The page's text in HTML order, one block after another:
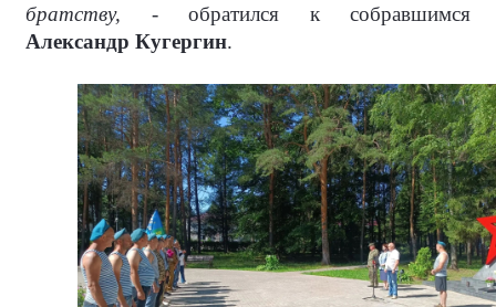
братству, -обратился к собравшимся
Александр Кугергин.